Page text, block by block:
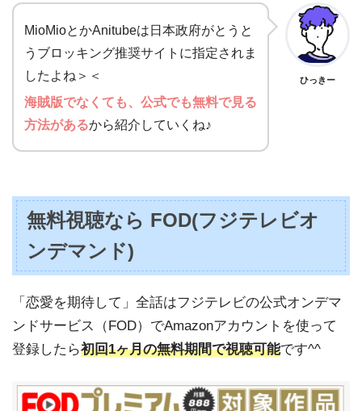
MioMioとかAnitubeは日本政府がとうと
うブロッキング推奨サイトに指定されま
したよね＞＜
海賊版でなくても、公式でも無料で見る
方法があるから紹介していくね♪
ひっきー
無料視聴なら FOD(フジテレビオ
ンデマンド)
「恋愛を期待して」全話はフジテレビの公式オンデマ
ンドサービス（FOD）でAmazonアカウントを使って
登録したら初回1ヶ月の無料期間で視聴可能です^^